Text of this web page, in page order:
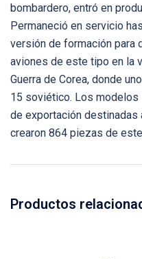
bombardero, entró en
Permaneció en servicio
versión de formación para
aviones de este tipo en la
Guerra de Corea, donde
15 soviético. Los
de exportación destinadas
crearon 864 piezas de
Productos